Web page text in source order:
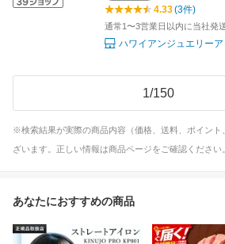
4.33(3件)
通常1〜3営業日以内に当社発
ハワイアンジュエリーア
1/150
※検索結果が実際の商品内容（価格、送料、ポイント
ざいます。正しい情報は商品ページをご確認ください。
あなたにおすすめの商品